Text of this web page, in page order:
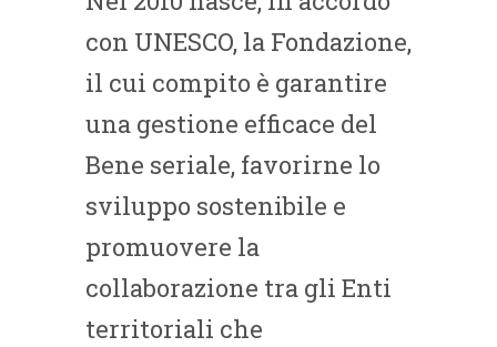
con UNESCO, la Fondazione,
il cui compito è garantire
una gestione efficace del
Bene seriale, favorirne lo
sviluppo sostenibile e
promuovere la
collaborazione tra gli Enti
territoriali che